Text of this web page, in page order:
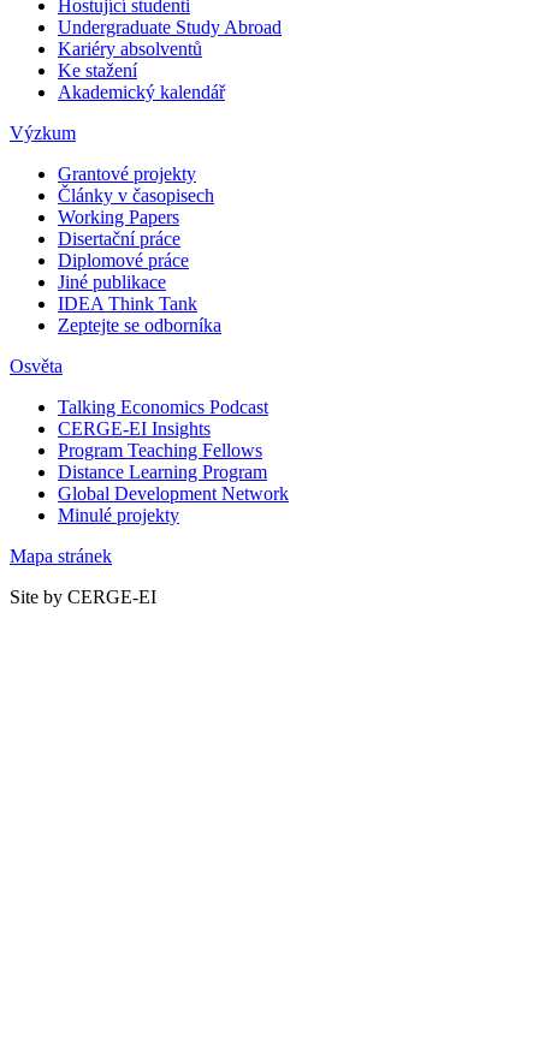
Hostující studenti
Undergraduate Study Abroad
Kariéry absolventů
Ke stažení
Akademický kalendář
Výzkum
Grantové projekty
Články v časopisech
Working Papers
Disertační práce
Diplomové práce
Jiné publikace
IDEA Think Tank
Zeptejte se odborníka
Osvěta
Talking Economics Podcast
CERGE-EI Insights
Program Teaching Fellows
Distance Learning Program
Global Development Network
Minulé projekty
Mapa stránek
Site by CERGE-EI